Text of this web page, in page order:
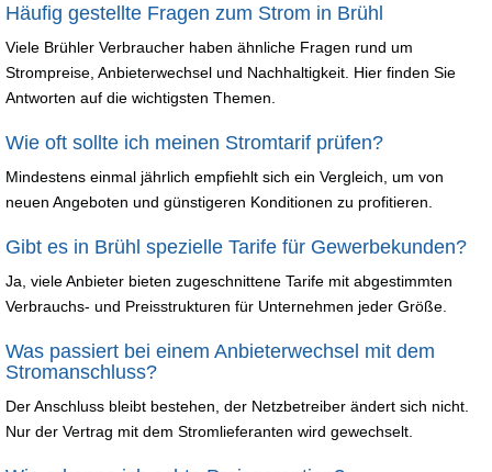
Häufig gestellte Fragen zum Strom in Brühl
Viele Brühler Verbraucher haben ähnliche Fragen rund um
Strompreise, Anbieterwechsel und Nachhaltigkeit. Hier finden Sie
Antworten auf die wichtigsten Themen.
Wie oft sollte ich meinen Stromtarif prüfen?
Mindestens einmal jährlich empfiehlt sich ein Vergleich, um von
neuen Angeboten und günstigeren Konditionen zu profitieren.
Gibt es in Brühl spezielle Tarife für Gewerbekunden?
Ja, viele Anbieter bieten zugeschnittene Tarife mit abgestimmten
Verbrauchs- und Preisstrukturen für Unternehmen jeder Größe.
Was passiert bei einem Anbieterwechsel mit dem
Stromanschluss?
Der Anschluss bleibt bestehen, der Netzbetreiber ändert sich nicht.
Nur der Vertrag mit dem Stromlieferanten wird gewechselt.